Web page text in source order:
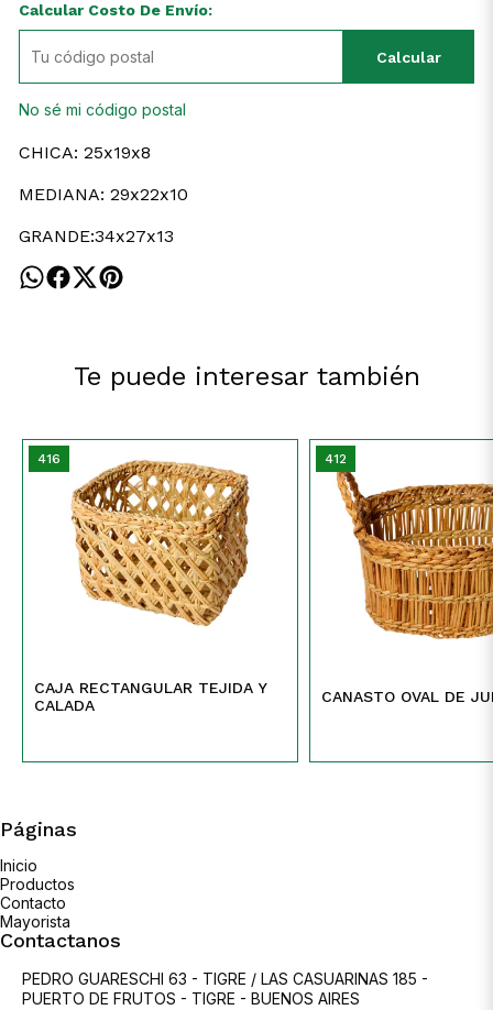
Calcular Costo De Envío:
Calcular
No sé mi código postal
CHICA: 25x19x8
MEDIANA: 29x22x10
GRANDE:34x27x13
Te puede interesar también
416
CAJA RECTANGULAR TEJIDA Y
CALADA
412
CANASTO OVAL DE
Páginas
Inicio
Productos
Contacto
Mayorista
Contactanos
PEDRO GUARESCHI 63 - TIGRE / LAS CASUARINAS 185 -
PUERTO DE FRUTOS - TIGRE - BUENOS AIRES